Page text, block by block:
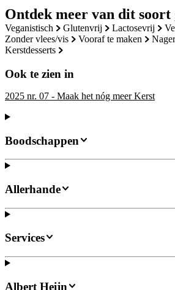
Ontdek meer van dit soort
veganistisch glutenvrij lactosevrij
zonder vlees/vis
vooraf te maken
kerstdesserts
Ook te zien in
2025 nr. 07 - Maak het nóg meer Kerst
Boodschappen
Allerhande
Services
Albert Heijn